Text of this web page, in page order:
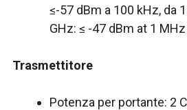
≤-57 dBm a 100 kHz, da
GHz: ≤ -47 dBm at 1 MHz
Trasmettitore
Potenza per portante: 2